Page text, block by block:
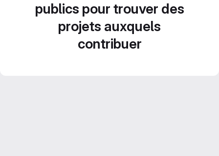
publics pour trouver des
projets auxquels
contribuer